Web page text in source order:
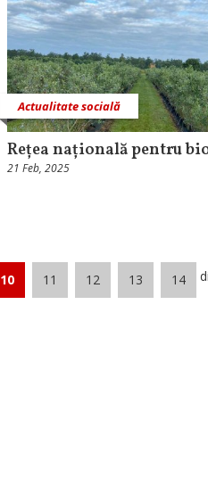
Actualitate socială
Rețea națională pentru
21 Feb, 2025
10 11 12 13 14